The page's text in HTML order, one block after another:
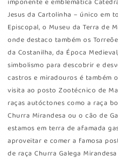
imponente e emblemática
Jesus da Cartolinha – único em
Episcopal, o Museu da Terra de
onde destaco também os
da Costanilha, da Época
simbolismo para descobrir e
castros e miradouros é também
visita ao posto Zootécnico de
raças autóctones como a raça
Churra Mirandesa ou o cão de
estamos em terra de afamada
aproveitar e comer a famosa
de raça Churra Galega